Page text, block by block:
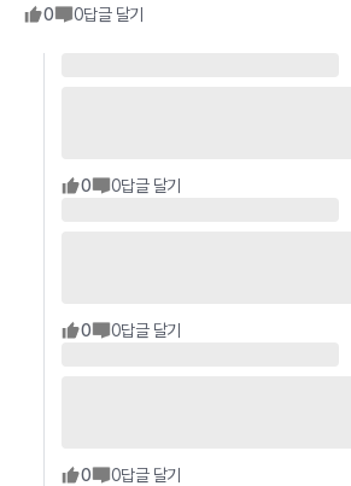
0 0답글 달기
0 0답글 달기
0 0답글 달기
0 0답글 달기